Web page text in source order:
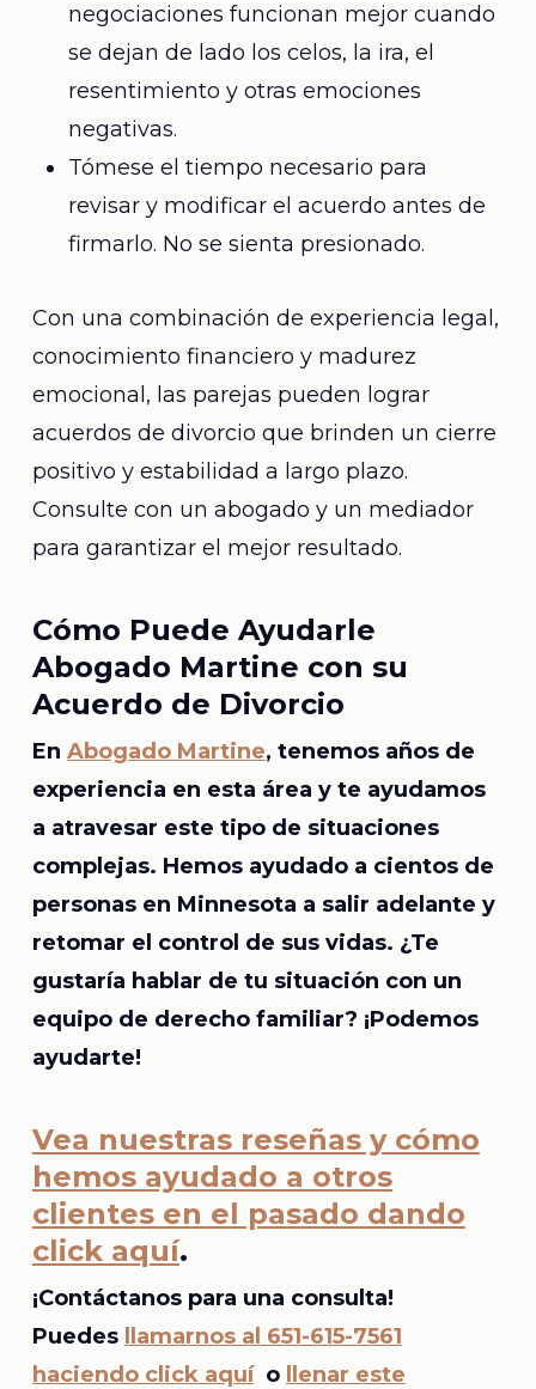
negociaciones funcionan mejor cuando
se dejan de lado los celos, la ira, el
resentimiento y otras emociones
negativas.
Tómese el tiempo necesario para
revisar y modificar el acuerdo antes de
firmarlo. No se sienta presionado.
Con una combinación de experiencia legal,
conocimiento financiero y madurez
emocional, las parejas pueden lograr
acuerdos de divorcio que brinden un cierre
positivo y estabilidad a largo plazo.
Consulte con un abogado y un mediador
para garantizar el mejor resultado.
Cómo Puede Ayudarle
Abogado Martine con su
Acuerdo de Divorcio
En Abogado Martine, tenemos años de
experiencia en esta área y te ayudamos
a atravesar este tipo de situaciones
complejas. Hemos ayudado a cientos de
personas en Minnesota a salir adelante y
retomar el control de sus vidas. ¿Te
gustaría hablar de tu situación con un
equipo de derecho familiar? ¡Podemos
ayudarte!
Vea nuestras reseñas y cómo
hemos ayudado a otros
clientes en el pasado dando
click aquí.
¡Contáctanos para una consulta!
Puedes
llamarnos al 651-615-7561
haciendo click aquío
llenar este